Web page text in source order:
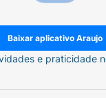
Baixar aplicativo Araujo
e praticidade